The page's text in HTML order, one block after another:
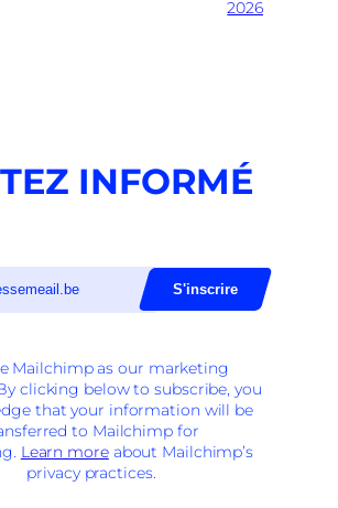
2026
INFORMÉ
Mailchimp as our marketing
clicking below to subscribe, you
that your information will be
to Mailchimp for
Learn moreabout Mailchimp’s
privacy practices.